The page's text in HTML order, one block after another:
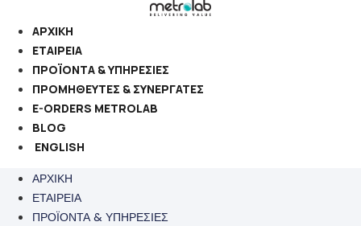
στο
περιεχόμενο
ΑΡΧΙΚΗ
ΕΤΑΙΡΕΙΑ
ΠΡΟΪΟΝΤΑ & ΥΠΗΡΕΣΙΕΣ
ΠΡΟΜΗΘΕΥΤΕΣ & ΣΥΝΕΡΓΑΤΕΣ
E-ORDERS METROLAB
BLOG
ENGLISH
ΑΡΧΙΚΗ
ΕΤΑΙΡΕΙΑ
ΠΡΟΪΟΝΤΑ & ΥΠΗΡΕΣΙΕΣ